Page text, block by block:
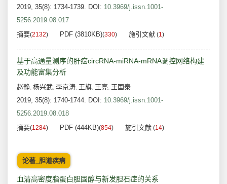
2019, 35(8): 1734-1739. DOI: 10.3969/j.issn.1001-
5256.2019.08.017
摘要(2132) PDF (3810KB)(330) 施引文献 (1)
基于高通量测序的肝癌circRNA-miRNA-mRNA调控网络构建
及功能富集分析
赵静, 杨兴武, 李京涛, 王旗, 王亮, 王国泰
2019, 35(8): 1740-1744. DOI: 10.3969/j.issn.1001-
5256.2019.08.018
摘要(1284) PDF (444KB)(854) 施引文献 (14)
论著_胆道疾病
血清高密度脂蛋白胆固醇与新发胆石症的关系